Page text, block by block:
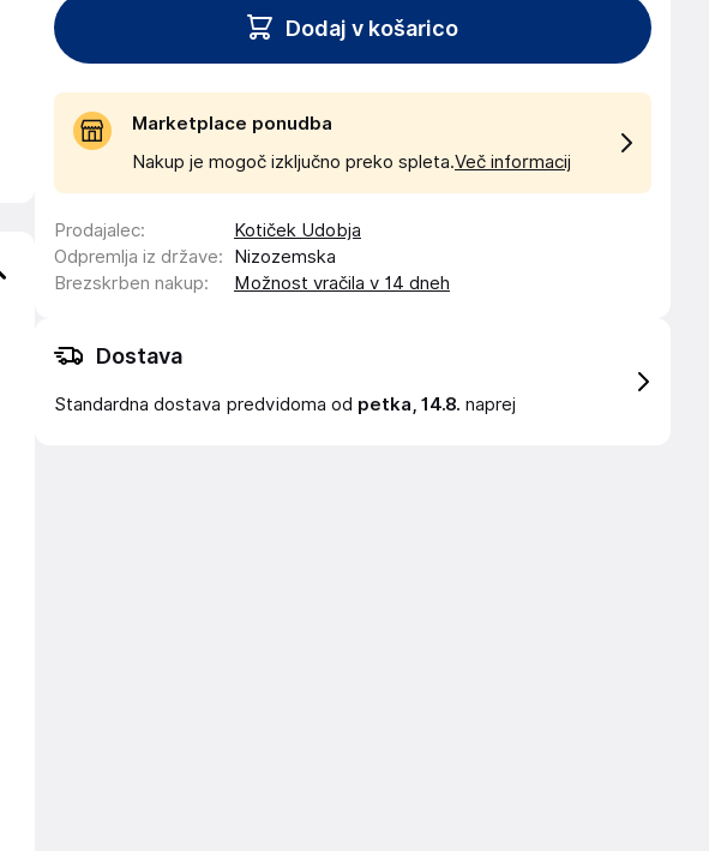
Dodaj v košarico
Marketplace ponudba
Nakup je mogoč izključno preko spleta.Več informacij
Prodajalec:
Kotiček Udobja
Odpremlja iz države:
Nizozemska
Brezskrben nakup: Možnost vračila v 14 dneh
Dostava
Standardna dostava predvidoma od petka, 14.8. naprej